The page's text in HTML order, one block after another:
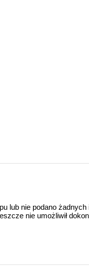
lub nie podano
nie umożliwił